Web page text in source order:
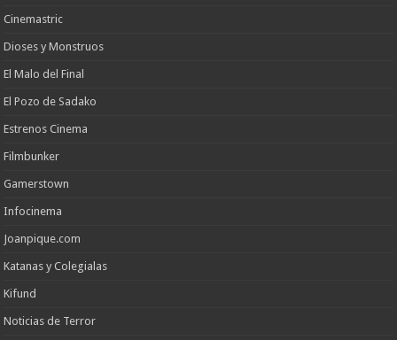
Cinemastric
Dioses y Monstruos
El Malo del Final
El Pozo de Sadako
Estrenos Cinema
Filmbunker
Gamerstown
Infocinema
Joanpique.com
Katanas y Colegialas
Kifund
Noticias de Terror